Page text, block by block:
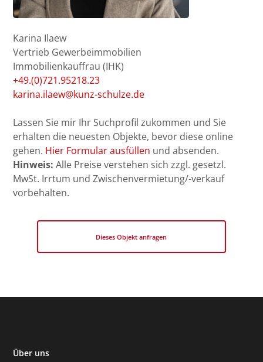
Karina Ilaew
Vertrieb Gewerbeimmobilien
Immobilienkauffrau (IHK)
+49.(0)721.95218.23
karina.ilaew@kunz-schulze.de
Lassen Sie mir Ihr Suchprofil zukommen und Sie
erhalten die neuesten Objekte, bevor diese online
gehen. Hier Formular ausfüllen und absenden.
Hinweis: Alle Preise verstehen sich zzgl. gesetzl.
MwSt. Irrtum und Zwischenvermietung/-verkauf
vorbehalten.
Dieses Objekt anfragen
Über uns